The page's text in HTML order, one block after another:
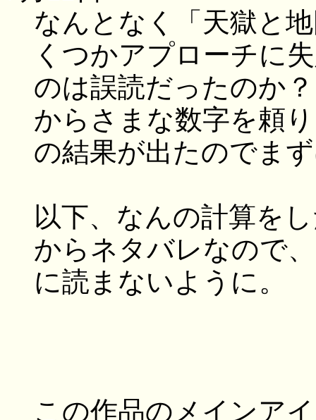
なんとなく「天獄と
くつかアプローチに
のは誤読だったのか
からさまな数字を頼
の結果が出たのでま
以下、なんの計算を
からネタバレなので
に読まないように。
この作品のメインア